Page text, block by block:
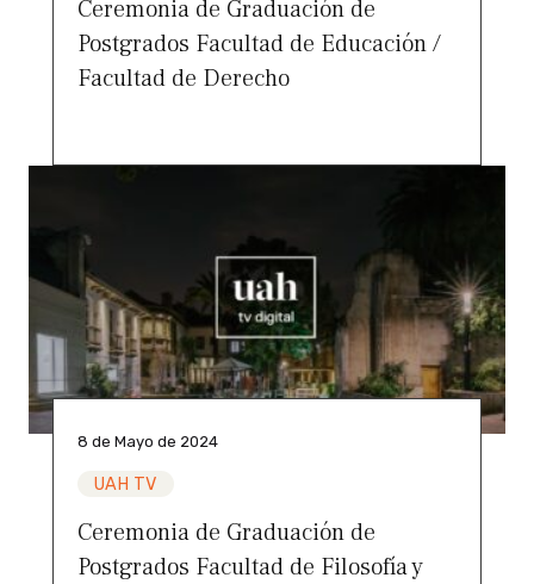
Ceremonia de Graduación de
Postgrados Facultad de Educación /
Facultad de Derecho
8 de Mayo de 2024
UAH TV
Ceremonia de Graduación de
Postgrados Facultad de Filosofía y